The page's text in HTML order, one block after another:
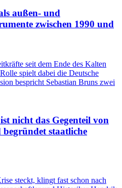
außen- und
zwischen 1990 und
seit dem Ende des Kalten
spielt dabei die Deutsche
bespricht Sebastian Bruns zwei
nicht das Gegenteil von
begründet staatliche
steckt, klingt fast schon nach